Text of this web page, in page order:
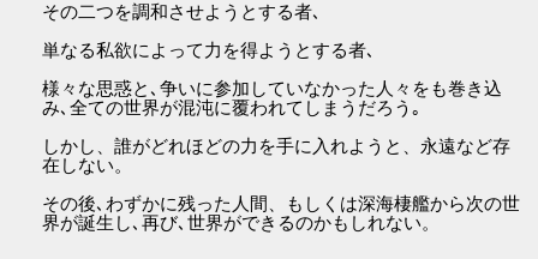
その二つを調和させようとする者､
単なる私欲によって力を得ようとする者､
様々な思惑と､争いに参加していなかった人々をも巻き込
み､全ての世界が混沌に覆われてしまうだろう｡
しかし、誰がどれほどの力を手に入れようと、永遠など存
在しない。
その後､わずかに残った人間、もしくは深海棲艦から次の世
界が誕生し､再び､世界ができるのかもしれない。